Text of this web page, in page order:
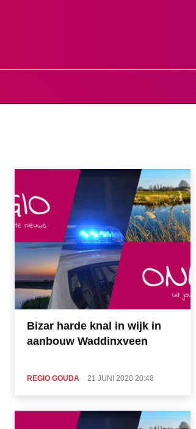
Bizar harde knal in wijk in
aanbouw Waddinxveen
REGIO GOUDA 21 JUNI 2020 20:48